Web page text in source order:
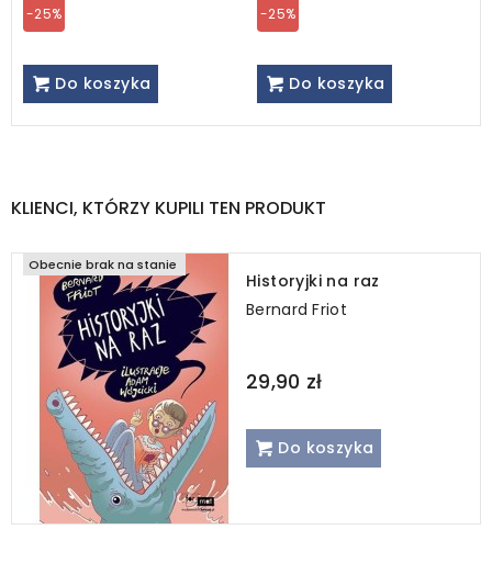
-25%
Do koszyka
-25%
Do koszyka
KLIENCI, KTÓRZY KUPILI TEN PRODUKT
Obecnie brak na stanie
Historyjki na raz
Bernard Friot
29,90 zł
Do koszyka